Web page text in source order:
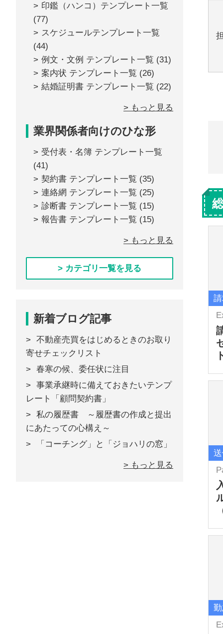
印鑑（ハンコ）テンプレート一覧
(77)
スケジュールテンプレート一覧
(44)
例文・文例 テンプレート一覧 (31)
案内状 テンプレート一覧 (26)
結婚証明書 テンプレート一覧 (22)
> もっと見る
業界関係者向けのひな形
受付表・名簿 テンプレート一覧
(41)
契約書 テンプレート一覧 (35)
連絡網 テンプレート一覧 (25)
診断書 テンプレート一覧 (15)
報告書 テンプレート一覧 (15)
> もっと見る
> カテゴリ一覧を見る
新着ブログ記事
不動産売買をはじめるときのお取り
寄せチェックリスト
春寒の候、委任状に注目
事業承継時に備えておきたいテンプ
レート「顧問契約書」
私の履歴書 ～履歴書の作成と提出
にあたっての心構え～
「コーチング」と「ジョハリの窓」
> もっと見る